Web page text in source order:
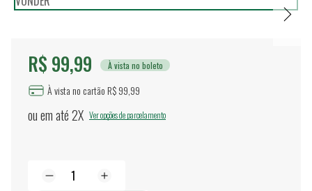
R$ 99,99 À vista no boleto
À vista no cartão R$ 99,99
ou em até2X Ver opções de parcelamento